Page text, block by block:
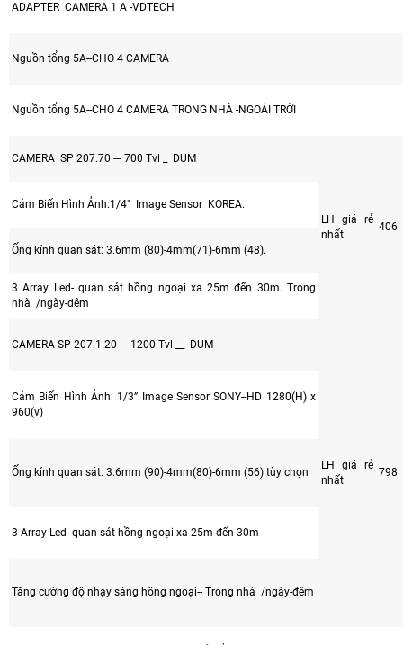
ADAPTER CAMERA 1 A -VDTECH
Nguồn tổng 5A--CHO 4 CAMERA
Nguồn tổng 5A--CHO 4 CAMERA TRONG NHÀ -NGOÀI TRỜI
CAMERA SP 207.70 --- 700 Tvl _ DUM
LH giá rẻ
nhất
406
Cảm Biến Hình Ảnh:1/4" Image Sensor KOREA.
Ống kính quan sát: 3.6mm (80)-4mm(71)-6mm (48).
3 Array Led- quan sát hồng ngoại xa 25m đến 30m. Trong
nhà /ngày-đêm
CAMERA SP 207.1.20 --- 1200 Tvl __ DUM
LH giá rẻ
nhất
798
Cảm Biến Hình Ảnh: 1/3” Image Sensor SONY--HD 1280(H) x
960(v)
Ống kính quan sát: 3.6mm (90)-4mm(80)-6mm (56) tùy chọn
3 Array Led- quan sát hồng ngoại xa 25m đến 30m
Tăng cường độ nhạy sáng hồng ngoại-- Trong nhà /ngày-đêm